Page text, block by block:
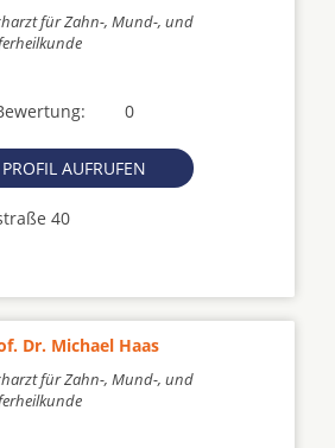
für Zahn-, Mund-, und
0
PROFIL AUFRUFEN
40
Dr. Michael Haas
für Zahn-, Mund-, und